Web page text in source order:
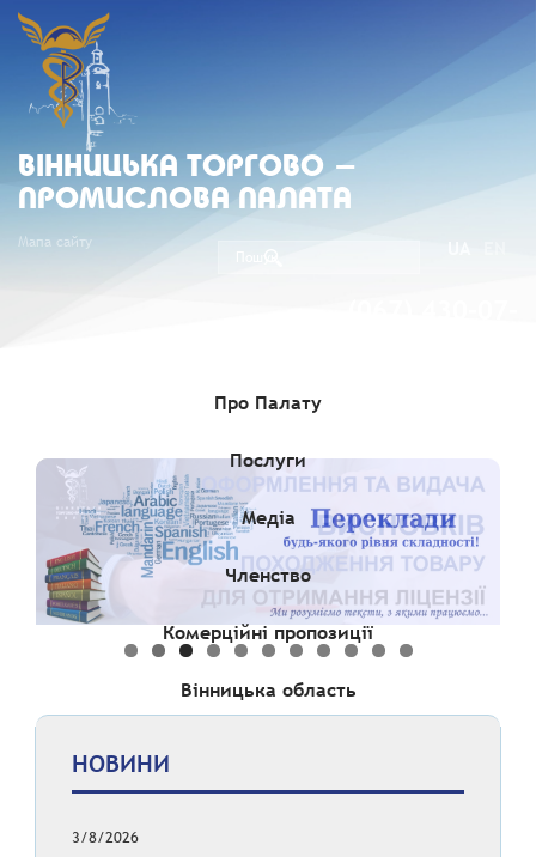
ВIННИЦЬКА ТОРГОВО -
ПРОМИСЛОВА ПАЛАТА
Мапа сайту
Про Палату
Послуги
Медіа
Членство
Комерційні пропозиції
Вінницька область
НОВИНИ
3/8/2026